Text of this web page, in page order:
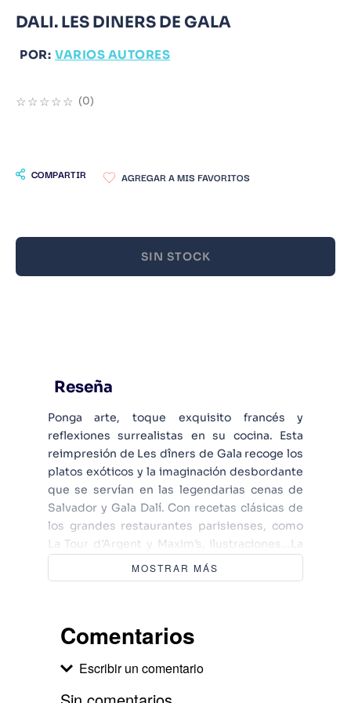
DALI. LES DINERS DE GALA
POR: VARIOS AUTORES
☆☆☆☆☆ (0)
COMPARTIR
SIN STOCK
Reseña
Ponga arte, toque exquisito francés y
reflexiones surrealistas en su cocina. Esta
reimpresión de Les dîners de Gala recoge los
platos exóticos y la imaginación desbordante
que se servían en las legendarias cenas de
Salvador y Gala Dalí. Con recetas clásicas de
los grandes restaurantes parisienses, como
La Tour d’Argent y Maxim’s, ilustraciones...La
comida y el surrealismo son amantes
perfectos: sexo y langostas, collage y
cenas opulentas que organizaban Salvador
musa, fueron legendarias. Afortunadamente
MOSTRAR MÁS
Comentarios
Escribir un comentario
9.
Warhammer
10. Infantil